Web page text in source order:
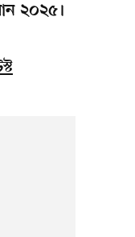
২০২৫।